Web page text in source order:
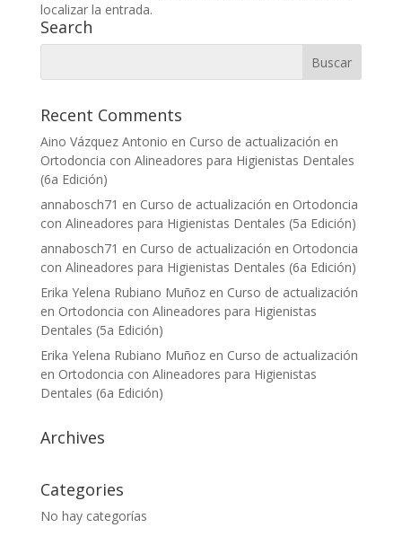
localizar la entrada.
Search
Recent Comments
Aino Vázquez Antonio en Curso de actualización en
Ortodoncia con Alineadores para Higienistas Dentales
(6a Edición)
annabosch71 en Curso de actualización en Ortodoncia
con Alineadores para Higienistas Dentales (5a Edición)
annabosch71 en Curso de actualización en Ortodoncia
con Alineadores para Higienistas Dentales (6a Edición)
Erika Yelena Rubiano Muñozen Curso de actualización
en Ortodoncia con Alineadores para Higienistas
Dentales (5a Edición)
Erika Yelena Rubiano Muñozen Curso de actualización
en Ortodoncia con Alineadores para Higienistas
Dentales (6a Edición)
Archives
Categories
No hay categorías